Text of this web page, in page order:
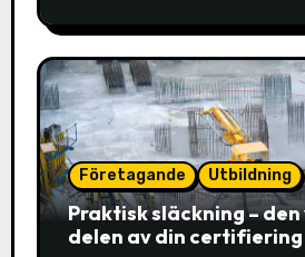
Företagande Utbildning
Praktisk släckning –
delen av din certifiering